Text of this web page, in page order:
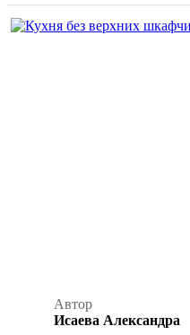
Автор
Исаева Александра